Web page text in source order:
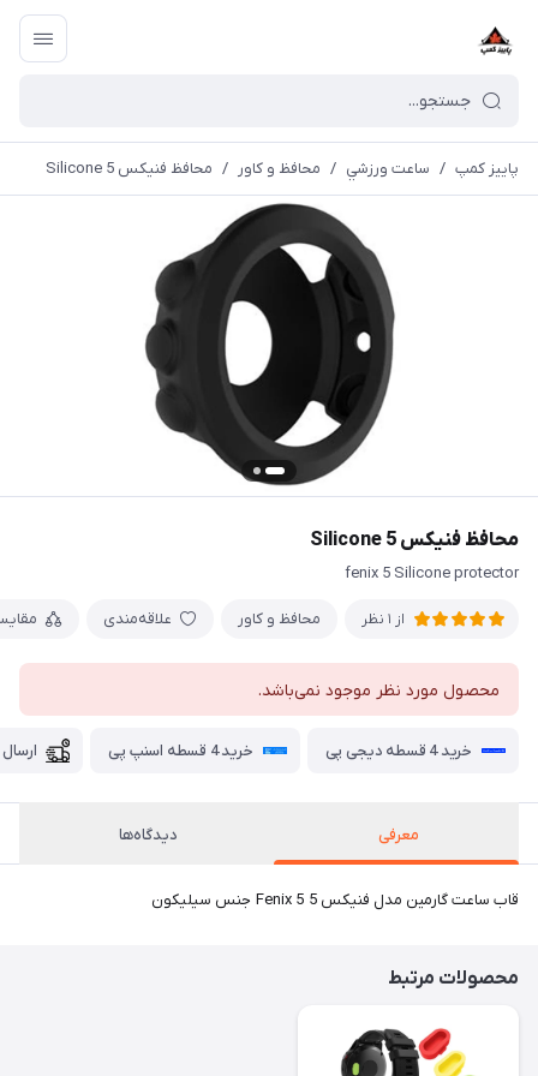
پاییز کمپ / ساعت ورزشي / محافظ و کاور / محافظ فنیکس 5 Silicone
محافظ فنیکس 5 Silicone
fenix 5 Silicone protector
از 1 نظر محافظ و کاور علاقه‌مندی
محصول مورد نظر موجود نمی‌باشد.
خرید 4 قسطه دیجی پی خرید 4 قسطه اسنپ پی
معرفی دیدگاه‌ها
قاب ساعت گارمین مدل فنیکس 5 Fenix 5 جنس سیلیکون
محصولات مرتبط